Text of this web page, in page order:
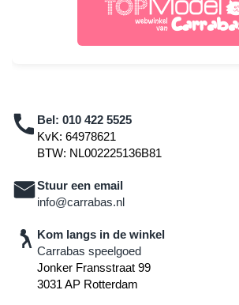
Bel: 010 422 5525
KvK: 64978621
BTW: NL002225136B81
Stuur een email
info@carrabas.nl
Kom langs in de winkel
Carrabas speelgoed
Jonker Fransstraat 99
3031 AP Rotterdam